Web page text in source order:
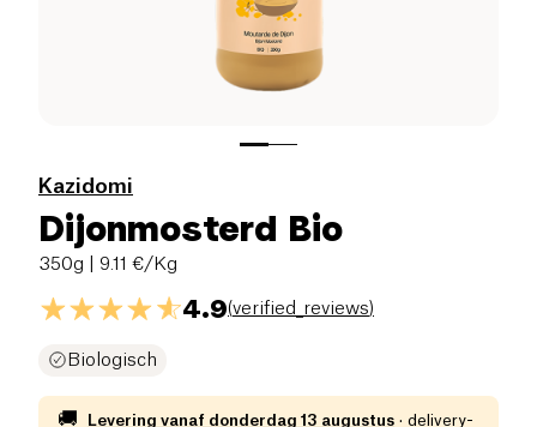
Kazidomi
Dijonmosterd Bio
350g | 9.11 €/Kg
4.9(verified_reviews)
Biologisch
🚚 Levering vanaf donderdag 13 augustus · delivery-